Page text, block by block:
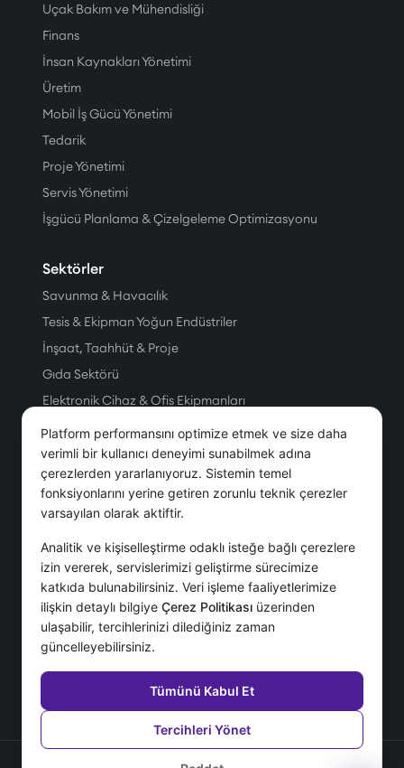
Uçak Bakım ve Mühendisliği
Finans
İnsan Kaynakları Yönetimi
Üretim
Mobil İş Gücü Yönetimi
Tedarik
Proje Yönetimi
Servis Yönetimi
İşgücü Planlama & Çizelgeleme Optimizasyonu
Sektörler
Savunma & Havacılık
Tesis & Ekipman Yoğun Endüstriler
İnşaat, Taahhüt & Proje
Gıda Sektörü
Elektronik Cihaz & Ofis Ekipmanları
Üretim
Petrol & Doğal Gaz
Tesis Yönetim Hizmetleri
Telekom
Hizmetler
Danışmanlık Hizmetleri
Destek Hizmetleri
Platform performansını optimize etmek ve size daha
verimli bir kullanıcı deneyimi sunabilmek adına
çerezlerden yararlanıyoruz. Sistemin temel
fonksiyonlarını yerine getiren zorunlu teknik çerezler
varsayılan olarak aktiftir.
Analitik ve kişiselleştirme odaklı isteğe bağlı çerezlere
izin vererek, servislerimizi geliştirme sürecimize
katkıda bulunabilirsiniz. Veri işleme faaliyetlerimize
ilişkin detaylı bilgiye Çerez Politikası üzerinden
ulaşabilir, tercihlerinizi dilediğiniz zaman
güncelleyebilirsiniz.
Tümünü Kabul Et
Tercihleri Yönet